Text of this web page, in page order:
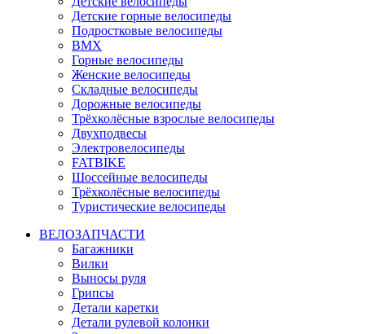
Детские горные велосипеды
Подростковые велосипеды
BMX
Горные велосипеды
Женские велосипеды
Складные велосипеды
Дорожные велосипеды
Трёхколёсные взрослые велосипеды
Двухподвесы
Электровелосипеды
FATBIKE
Шоссейные велосипеды
Трёхколёсные велосипеды
Туристические велосипеды
ВЕЛОЗАПЧАСТИ
Багажники
Вилки
Выносы руля
Грипсы
Детали каретки
Детали рулевой колонки